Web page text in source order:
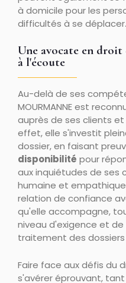
à domicile pour les
difficultés à se déplacer.
Une avocate en
à l'écoute
Au-delà de ses
MOURMANNE est
auprès de ses clients
effet, elle s'investit
dossier, en faisant
disponibilité pour
aux inquiétudes de ses
humaine et
relation de confiance
qu'elle accompagne,
niveau d'exigence et
traitement des
Faire face aux défis du
s'avérer éprouvant,